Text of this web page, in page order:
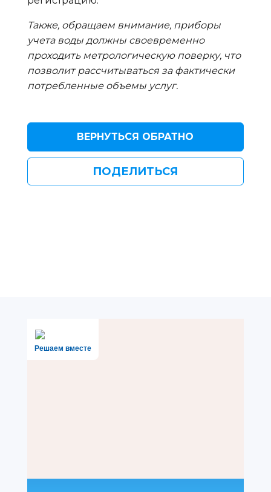
Также, обращаем внимание, приборы
учета воды должны своевременно
проходить метрологическую поверку, что
позволит рассчитываться за фактически
потребленные объемы услуг.
ВЕРНУТЬСЯ ОБРАТНО
ПОДЕЛИТЬСЯ
Решаем вместе